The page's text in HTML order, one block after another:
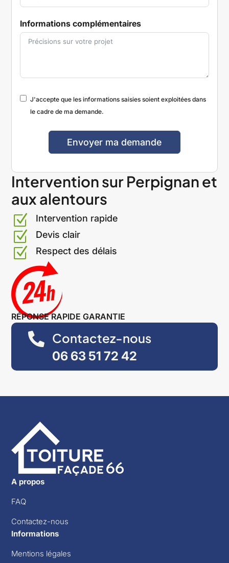
Informations complémentaires
J'accepte que les informations saisies soient exploitées dans
le cadre de ma demande.
Envoyer ma demande
A
l
t
e
r
n
a
t
v
e
:
Intervention sur Perpignan et
aux alentours
Z Intervention rapide
Z Devis clair
Z Respect des délais
RÉPONSE RAPIDE GARANTIE
 Contactez-nous
06 63 51 72 42
A propos
FAQ
Contactez-nous
Informations
Mentions légales